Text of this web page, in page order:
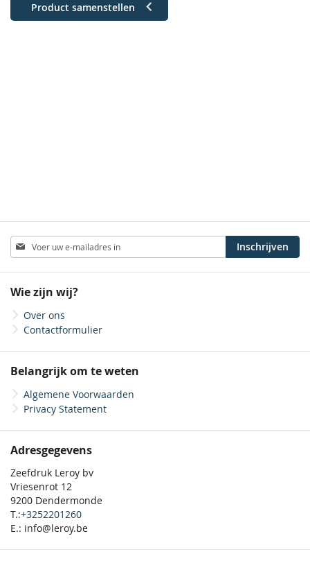
Product samenstellen
Abonneer
u
op
nieuwsbrief
Inschrijven
Wie zijn wij?
Over ons
Contactformulier
Belangrijk om te weten
Algemene Voorwaarden
Privacy Statement
Adresgegevens
Zeefdruk Leroy bv
Vriesenrot 12
9200 Dendermonde
T.:+3252201260
E.: info@leroy.be